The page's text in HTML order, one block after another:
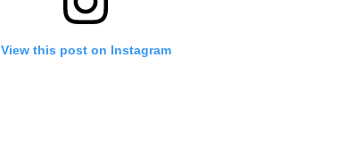
View this post on Instagram